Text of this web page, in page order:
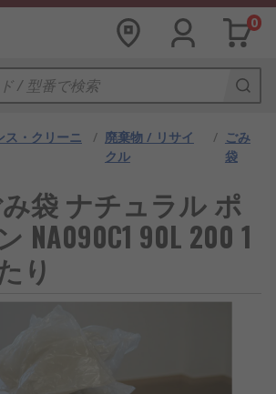
0
ス・クリーニ
/ 廃棄物 / リサイ
クル
/ ごみ
袋
み袋 ナチュラル ポ
NA090C1 90L 200 1
り